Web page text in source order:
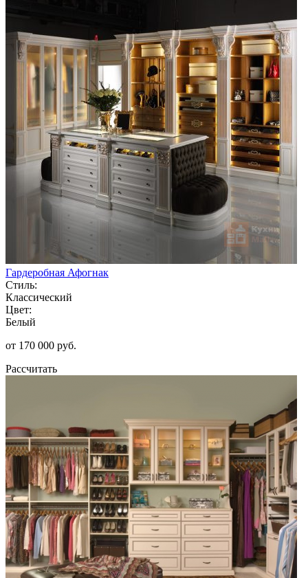
Гардеробная Афогнак
Стиль:
Классический
Цвет:
Белый
от 170 000 руб.
Рассчитать